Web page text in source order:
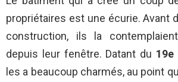
propriétaires est une écurie. Avant
construction, ils la
depuis leur fenêtre. Datant du 19e
les a beaucoup charmés, au point